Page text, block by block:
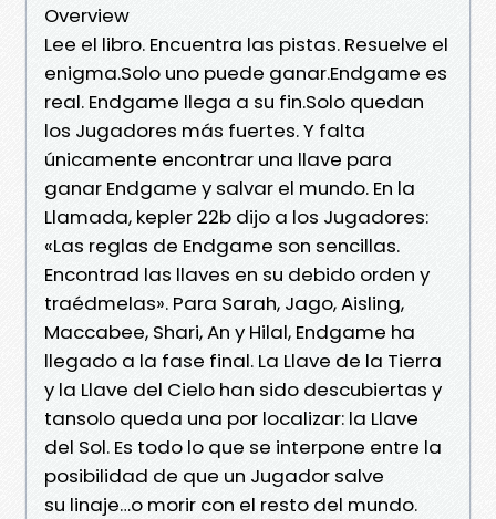
Overview
Lee el libro. Encuentra las pistas. Resuelve el
enigma.Solo uno puede ganar.Endgame es
real. Endgame llega a su fin.Solo quedan
los Jugadores más fuertes. Y falta
únicamente encontrar una llave para
ganar Endgame y salvar el mundo. En la
Llamada, kepler 22b dijo a los Jugadores:
«Las reglas de Endgame son sencillas.
Encontrad las llaves en su debido orden y
traédmelas». Para Sarah, Jago, Aisling,
Maccabee, Shari, An y Hilal, Endgame ha
llegado a la fase final. La Llave de la Tierra
y la Llave del Cielo han sido descubiertas y
tansolo queda una por localizar: la Llave
del Sol. Es todo lo que se interpone entre la
posibilidad de que un Jugador salve
su linaje…o morir con el resto del mundo.